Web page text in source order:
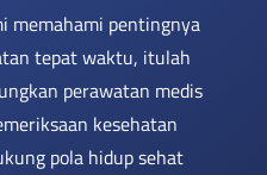
memahami pentingnya
tepat waktu, itulah
perawatan medis
kesehatan
pola hidup sehat